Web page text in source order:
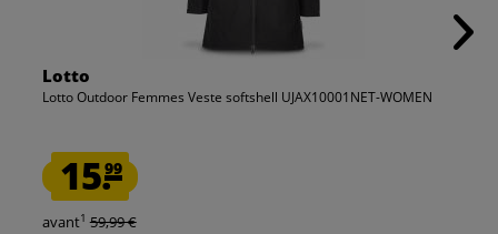
Lotto
Lotto Outdoor Femmes Veste softshell UJAX10001NET-WOMEN
15.99
avant1 59,99 €